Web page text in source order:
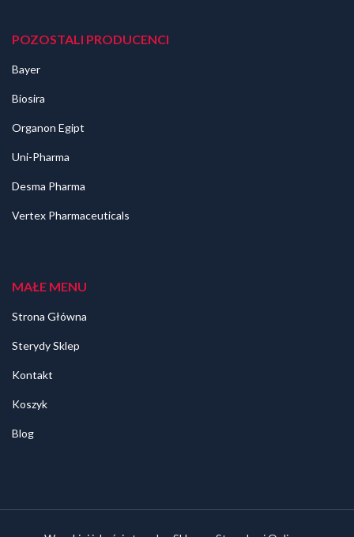
POZOSTALI PRODUCENCI
Bayer
Biosira
Organon Egipt
Uni-Pharma
Desma Pharma
Vertex Pharmaceuticals
MAŁE MENU
Strona Główna
Sterydy Sklep
Kontakt
Koszyk
Blog